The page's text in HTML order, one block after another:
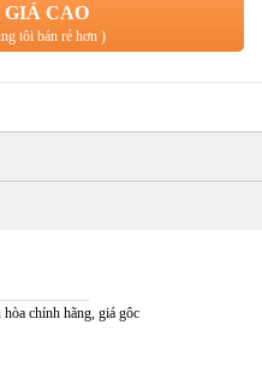
GIÁ CAO
tôi bán rẻ hơn )